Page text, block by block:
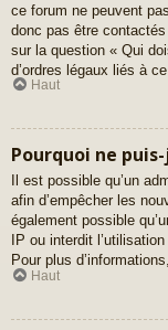
ce forum ne peuvent
donc pas être
sur la question « Qui
d’ordres légaux liés à
Haut
Pourquoi ne
Il est possible qu’un
afin d’empêcher les
également possible
IP ou interdit
Pour plus
Haut